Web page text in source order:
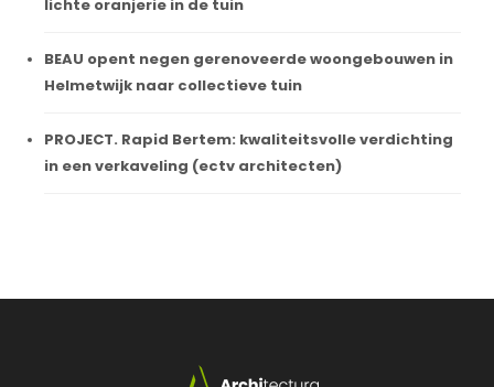
lichte oranjerie in de tuin
BEAU opent negen gerenoveerde woongebouwen in
Helmetwijk naar collectieve tuin
PROJECT. Rapid Bertem: kwaliteitsvolle verdichting
in een verkaveling (ectv architecten)